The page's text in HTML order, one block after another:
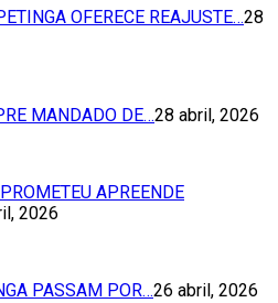
OFERECE REAJUSTE…28
MANDADO DE…28 abril, 2026
APREENDE
2026
PASSAM POR…26 abril, 2026